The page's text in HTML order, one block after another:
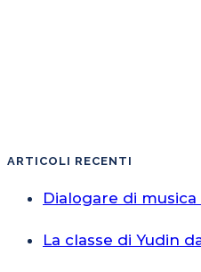
ARTICOLI RECENTI
Dialogare di musica
La classe di Yudin